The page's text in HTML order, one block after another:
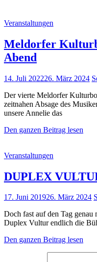
Cat
Veranstaltungen
Meldorfer
Abend
Posted
14. Juli 202226. März 2024
Der vierte Meldorfer
zeitnahen Absage des
unsere Annelie das
Den ganzen Beitrag lesen
Cat
Veranstaltungen
DUPLEX
Posted
17. Juni 201926. März 2024
Doch fast auf den Tag genau
Duplex Vultur endlich die
Den ganzen Beitrag lesen